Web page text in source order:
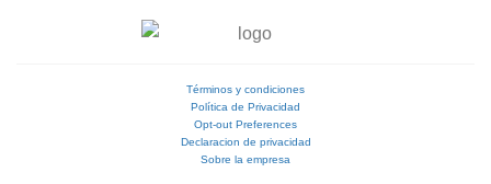
Términos y condiciones
Política de Privacidad
Opt-out Preferences
Declaracion de privacidad
Sobre la empresa